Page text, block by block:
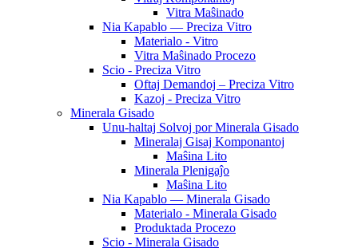
Vitra Maŝinado
Nia Kapablo — Preciza Vitro
Materialo - Vitro
Vitra Maŝinado Procezo
Scio - Preciza Vitro
Oftaj Demandoj – Preciza Vitro
Kazoj - Preciza Vitro
Minerala Gisado
Unu-haltaj Solvoj por Minerala Gisado
Mineralaj Gisaj Komponantoj
Maŝina Lito
Minerala Plenigaĵo
Maŝina Lito
Nia Kapablo — Minerala Gisado
Materialo - Minerala Gisado
Produktada Procezo
Scio - Minerala Gisado